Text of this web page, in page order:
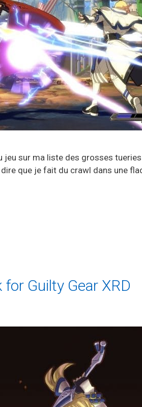
jeu sur ma liste des grosses
que je fait du crawl dans une
for Guilty Gear XRD